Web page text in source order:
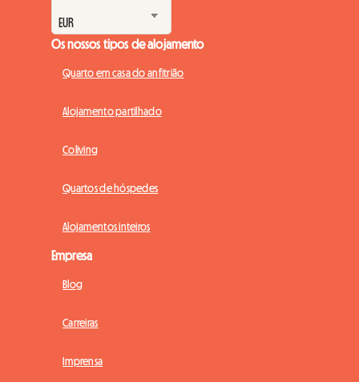
Os nossos tipos de alojamento
Quarto em casa do anfitrião
Alojamento partilhado
Coliving
Quartos de hóspedes
Alojamentos inteiros
Empresa
Blog
Carreiras
Imprensa